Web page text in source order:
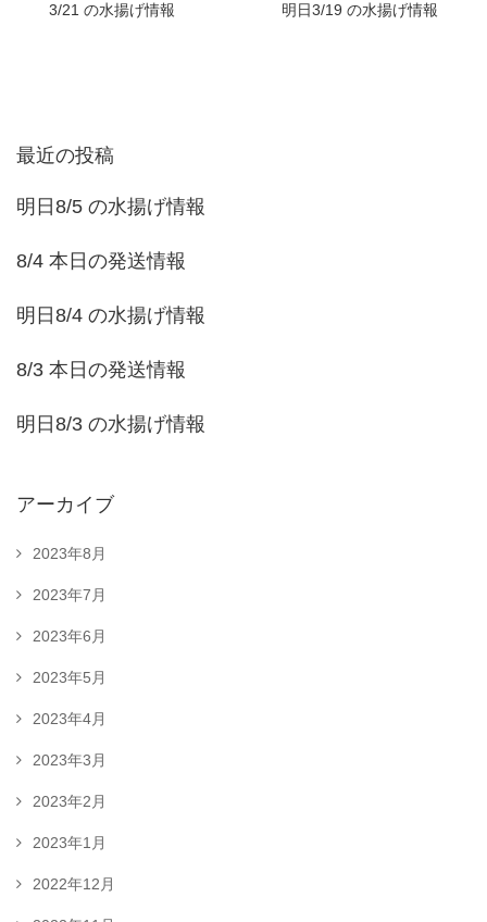
3/21 の水揚げ情報
明日3/19 の水揚げ情報
最近の投稿
明日8/5 の水揚げ情報
8/4 本日の発送情報
明日8/4 の水揚げ情報
8/3 本日の発送情報
明日8/3 の水揚げ情報
アーカイブ
2023年8月
2023年7月
2023年6月
2023年5月
2023年4月
2023年3月
2023年2月
2023年1月
2022年12月